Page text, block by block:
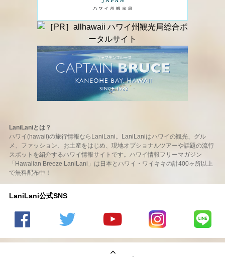
LaniLaniとは？
ハワイ(hawaii)の旅行情報ならLaniLani。LaniLaniはハワイの観光、グル
メ、ファッション、お土産をはじめ、現地オプショナルツアーや話題の流行
スポットを紹介するハワイ情報サイトです。ハワイ情報フリーマガジン
「Hawaiian Breeze LaniLani」は日本とハワイ・ワイキキの計400ヶ所以上
で無料配布中！
LaniLani公式SNS
の
のtwitter
の
Youtube
LaniLani
LaniLani